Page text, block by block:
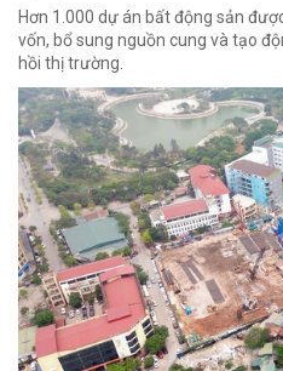
Hơn 1.000 dự án bất động sản
vốn, bổ sung nguồn cung và tạo
hồi thị trường.